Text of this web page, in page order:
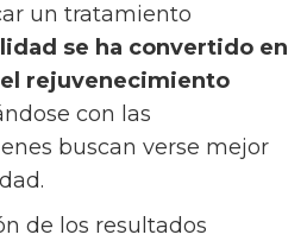
un tratamiento
se ha convertido en
rejuvenecimiento
con las
buscan verse mejor
de los resultados